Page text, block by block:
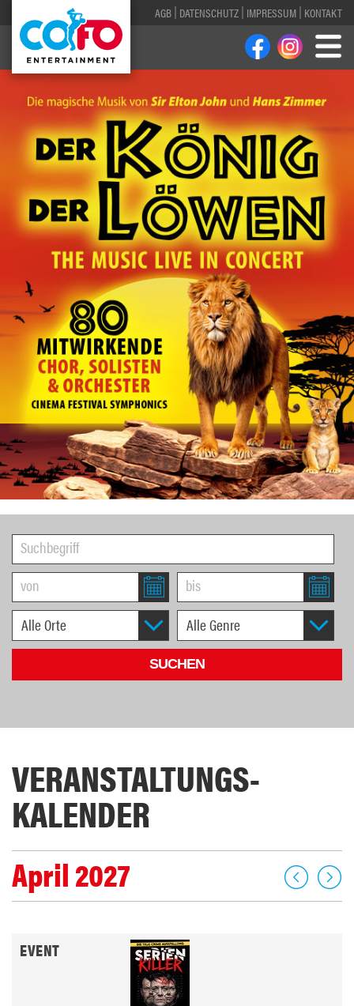
AGB DATENSCHUTZ IMPRESSUM KONTAKT
VERANSTALTUNGS­
KALENDER
April 2027